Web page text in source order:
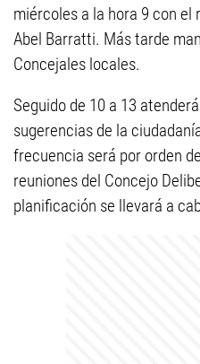
miércoles a la hora 9 con
Abel Barratti. Más tarde
Concejales locales.
Seguido de 10 a 13
sugerencias de la
frecuencia será por orden
reuniones del Concejo
planificación se llevará a